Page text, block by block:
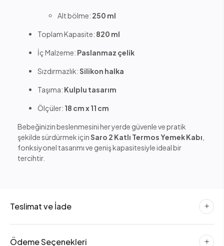
Alt bölme: 250 ml
Toplam Kapasite: 820 ml
İç Malzeme: Paslanmaz çelik
Sızdırmazlık:Silikon halka
Taşıma: Kulplu tasarım
Ölçüler: 18 cm x 11 cm
Bebeğinizin beslenmesini her yerde güvenle ve pratik
şekilde sürdürmek içinSaro 2 Katlı Termos Yemek Kabı
fonksiyonel tasarımı ve geniş kapasitesiyle ideal bir
tercihtir.
Teslimat ve İade
Ödeme Seçenekleri